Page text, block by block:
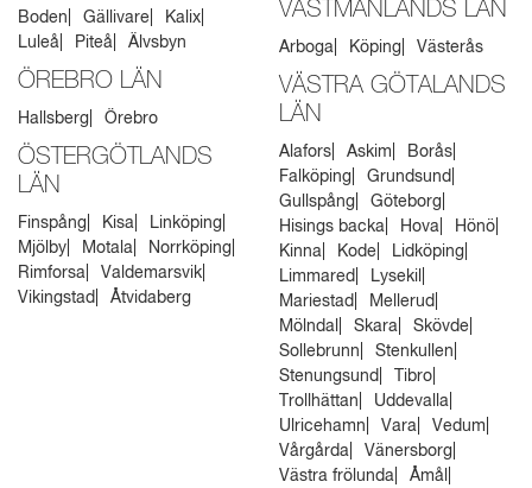
Boden Gällivare
Kalix
Luleå
Piteå Älvsbyn
ÖREBRO LÄN
Hallsberg Örebro
ÖSTERGÖTLANDS
LÄN
Finspång Kisa
Linköping
Mjölby
Motala
Norrköping
Rimforsa
Valdemarsvik
Vikingstad
Åtvidaberg
VÄSTMANLANDS LÄN
Arboga Köping Västerås
VÄSTRA GÖTALANDS
LÄN
Alafors Askim
Borås
Falköping
Grundsund
Gullspång
Göteborg
Hisings backa
Hova
Hönö
Kinna
Kode
Lidköping
Limmared
Lysekil
Mariestad
Mellerud
Mölndal
Skara
Skövde
Sollebrunn
Stenkullen
Stenungsund
Tibro
Trollhättan
Uddevalla
Ulricehamn
Vara
Vedum
Vårgårda
Vänersborg
Västra frölunda
Åmål